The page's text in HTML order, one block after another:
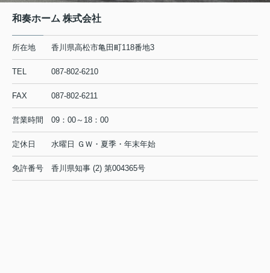
和奏ホーム 株式会社
所在地 香川県高松市亀田町118番地3
TEL 087-802-6210
FAX 087-802-6211
営業時間 09：00～18：00
定休日 水曜日 ＧＷ・夏季・年末年始
免許番号 香川県知事 (2) 第004365号